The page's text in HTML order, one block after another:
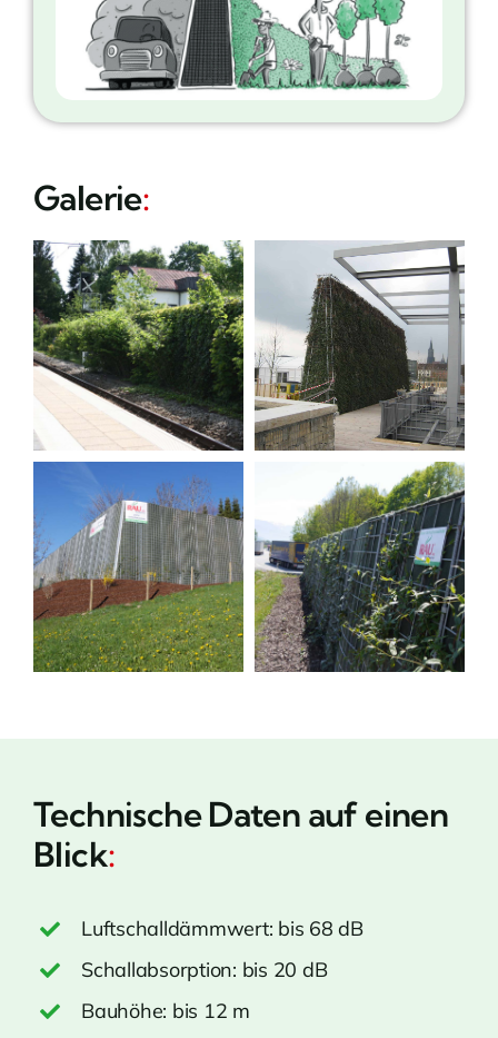
Galerie:
Technische Daten auf einen
Blick:
Luftschalldämmwert: bis 68 dB
Schallabsorption: bis 20 dB
Bauhöhe: bis 12 m